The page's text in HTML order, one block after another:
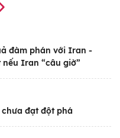
đàm phán với
hạt nhân của
nhấn mạnh: “Các
tạp để có thể giải
đạt được tiến
một số đề xuất.
đàm phán với Iran -
Iran “câu giờ”
đạt đột phá